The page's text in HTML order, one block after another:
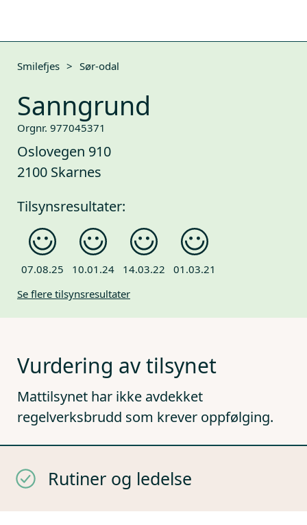
Smilefjes > Sør-odal
Sanngrund
Orgnr. 977045371
Oslovegen 910
2100 Skarnes
Tilsynsresultater:
07.08.25 10.01.24 14.03.22
01.03.21
Se flere tilsynsresultater
Vurdering av tilsynet
Mattilsynet har ikke avdekket
regelverksbrudd som krever oppfølging.
Rutiner og ledelse